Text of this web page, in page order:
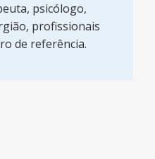
psicólogo,
profissionais
de referência.